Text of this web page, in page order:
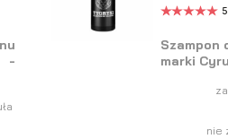
-
Szampon
marki
nie